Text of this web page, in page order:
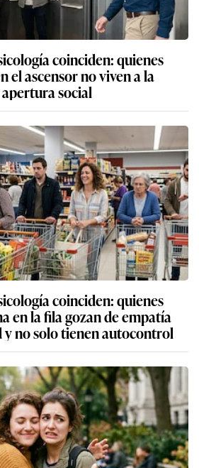
coinciden: quienes
el ascensor no viven a la
social
coinciden: quienes
en la fila gozan de empatía
no solo tienen autocontrol